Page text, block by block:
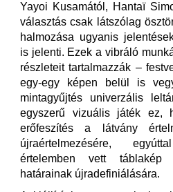
Yayoi Kusamától, Hantaï
választás csak látszólag
halmozása ugyanis
is jelenti. Ezek a vibráló
részleteit tartalmazzák –
egy-egy képen belül is
mintagyűjtés univerzális
egyszerű vizuális játék ez,
erőfeszítés a látvány
újraértelmezésére,
értelemben vett
határainak újradefiniálására.